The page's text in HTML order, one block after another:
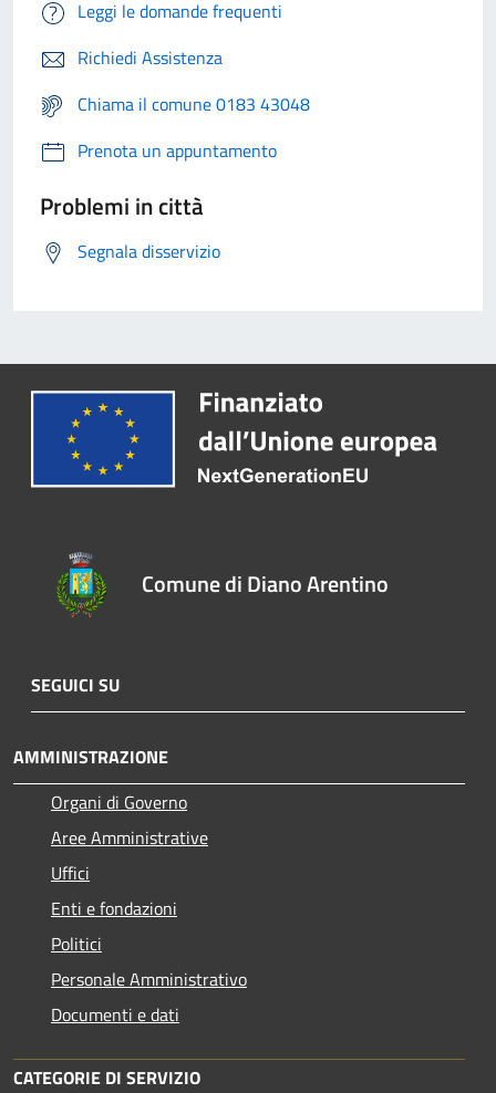
Leggi le domande frequenti
Richiedi Assistenza
Chiama il comune 0183 43048
Prenota un appuntamento
Problemi in città
Segnala disservizio
Comune di Diano Arentino
SEGUICI SU
AMMINISTRAZIONE
Organi di Governo
Aree Amministrative
Uffici
Enti e fondazioni
Politici
Personale Amministrativo
Documenti e dati
CATEGORIE DI SERVIZIO